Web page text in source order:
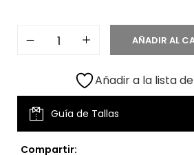
AÑADIR AL
Añadir a la lista
Guía de Tallas
Compartir: